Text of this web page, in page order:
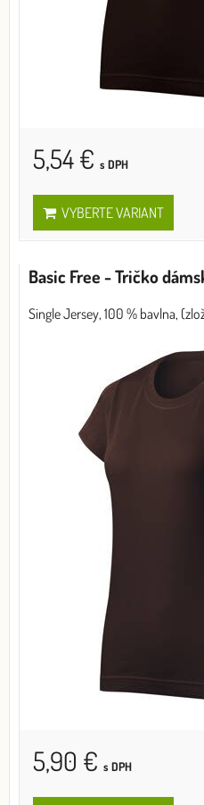
5,54 € s DPH
VYBERTE VARIANT
Basic Free - Tričko
Single Jersey, 100 % bavlna,
5,90 € s DPH